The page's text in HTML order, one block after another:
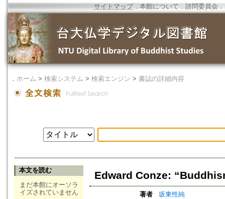
サイトマップ．本館について ． 諮問委員会 ．
． ホーム > 検索システム > 検索エンジン > 書誌の詳細内容
本文を読む
まだ本館にオーソラ
イズされていません
Edward Conze:
著者
坂東性純